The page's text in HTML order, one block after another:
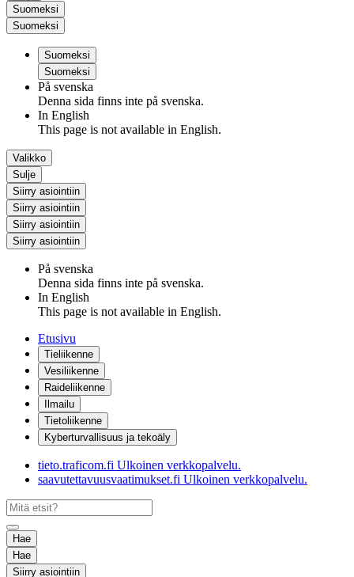
Suomeksi
Suomeksi
Suomeksi
Suomeksi
På svenska
Denna sida finns inte på svenska.
In English
This page is not available in English.
Valikko
Sulje
Siirry asiointiin
Siirry asiointiin
Siirry asiointiin
Siirry asiointiin
På svenska
Denna sida finns inte på svenska.
In English
This page is not available in English.
Etusivu
Tieliikenne
Vesiliikenne
Raideliikenne
Ilmailu
Tietoliikenne
Kyberturvallisuus ja tekoäly
tieto.traficom.fi Ulkoinen verkkopalvelu.
saavutettavuusvaatimukset.fi Ulkoinen verkkopalvelu.
Hae
Hae
Siirry asiointiin